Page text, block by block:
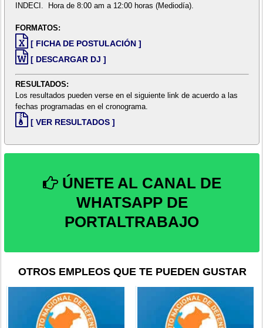
INDECI. Hora de 8:00 am a 12:00 horas (Mediodía).
FORMATOS:
[ FICHA DE POSTULACIÓN ]
[ DESCARGAR DJ ]
RESULTADOS:
Los resultados pueden verse en el siguiente link de acuerdo a las
fechas programadas en el cronograma.
[ VER RESULTADOS ]
ÚNETE AL CANAL DE
WHATSAPP DE
PORTALTRABAJO
OTROS EMPLEOS QUE TE PUEDEN GUSTAR